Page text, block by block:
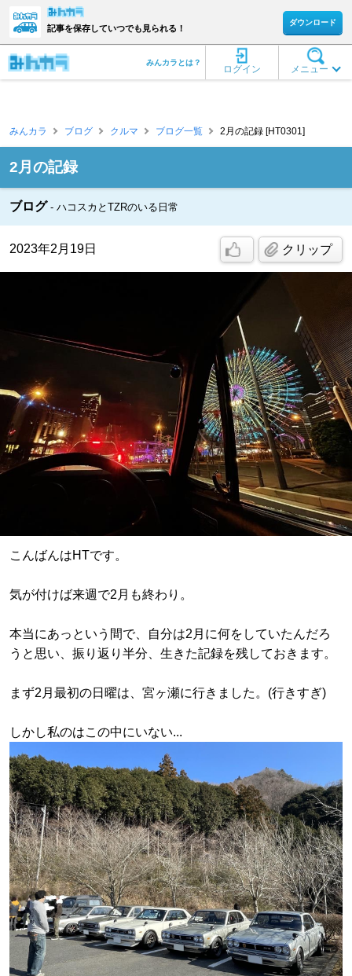
記事を保存していつでも見られる！
ダウンロード
メニュー
ログイン
みんカラとは？
みんカラ ブログ クルマ ブログ一覧 2月の記録 [HT0301]
2月の記録
ブログ ハコスカとTZRのいる日常
2023年2月19日 クリップ
こんばんはHTです。
気が付けば来週で2月も終わり。
本当にあっという間で、自分は2月に何をしていたんだろ
うと思い、振り返り半分、生きた記録を残しておきます。
まず2月最初の日曜は、宮ヶ瀬に行きました。(行きすぎ)
しかし私のはこの中にいない...